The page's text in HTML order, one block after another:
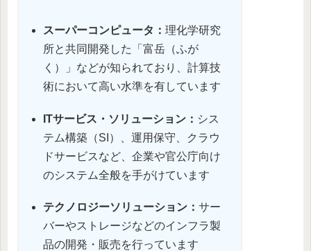
スーパーコンピュータ：理化学研究
所と共同開発した「富岳（ふが
く）」などが知られており、計算技
術において高い水準を有しています
ITサービス・ソリューション： シス
テム構築（SI）、運用保守、クラウ
ドサービスなど、企業や官公庁向け
のシステム全般を手がけています
テクノロジーソリューション：サー
バーやストレージなどのインフラ製
品の開発・販売を行っています